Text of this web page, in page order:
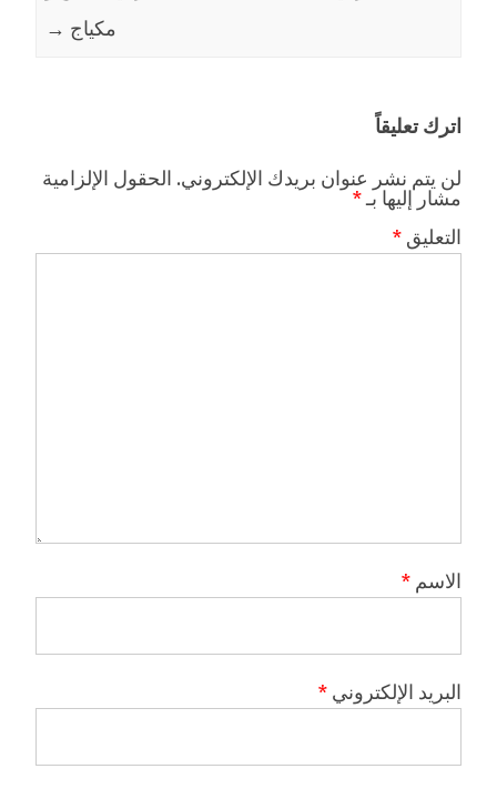
مكياج →
اترك تعليقاً
لن يتم نشر عنوان بريدك الإلكتروني. الحقول الإلزامية
مشار إليها بـ *
التعليق *
الاسم *
البريد الإلكتروني *